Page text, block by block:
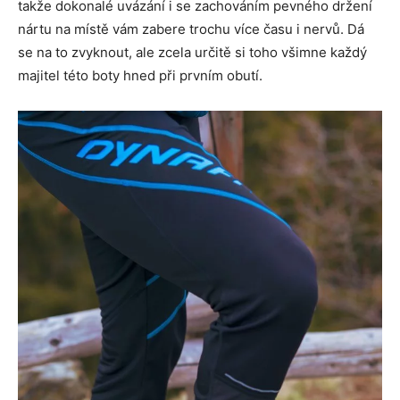
takže dokonalé uvázání i se zachováním pevného držení
nártu na místě vám zabere trochu více času i nervů. Dá
se na to zvyknout, ale zcela určitě si toho všimne každý
majitel této boty hned při prvním obutí.